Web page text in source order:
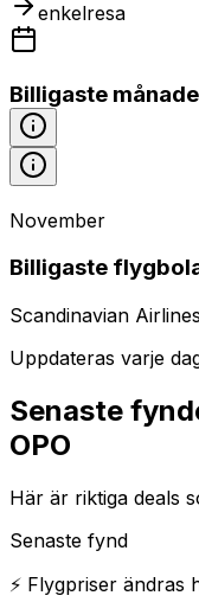
enkelresa
Billigaste
November
Billigaste
Scandinavian Airlines
Uppdateras varje
Senaste
OPO
Här är riktiga deals
Senaste fynd
⚡ Flygpriser ändras